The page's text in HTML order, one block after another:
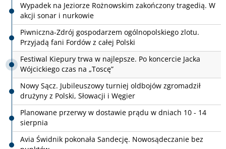
Piwniczna-Zdrój gospodarzem ogólnopolskiego zlotu.
Przyjadą fani Fordów z całej Polski
Festiwal Kiepury trwa w najlepsze. Po koncercie Jacka
Wójcickiego czas na „Toscę”
Nowy Sącz. Jubileuszowy turniej oldbojów zgromadził
drużyny z Polski, Słowacji i Węgier
Planowane przerwy w dostawie prądu w dniach 10 - 14
sierpnia
Avia Świdnik pokonała Sandecję. Nowosądeczanie bez
punktów
Osiem dni koncertów i spektakli. W Krynicy-Zdroju